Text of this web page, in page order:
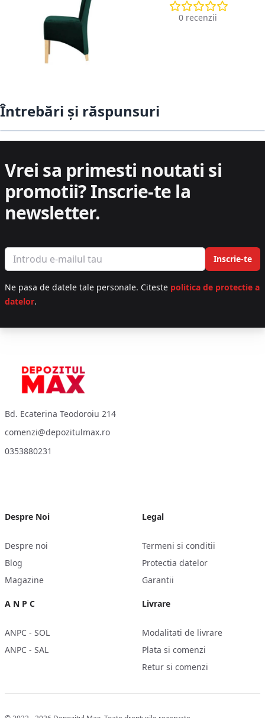
0 recenzii
Întrebări și răspunsuri
Vrei sa primesti noutati si
promotii? Inscrie-te la
newsletter.
Email address Inscrie-te
Ne pasa de datele tale personale. Citeste politica de protectie a
datelor.
Bd. Ecaterina Teodoroiu 214
comenzi@depozitulmax.ro
0353880231
Despre Noi
Despre noi
Blog
Magazine
A N P C
ANPC - SOL
ANPC - SAL
Legal
Termeni si conditii
Protectia datelor
Garantii
Livrare
Modalitati de livrare
Plata si comenzi
Retur si comenzi